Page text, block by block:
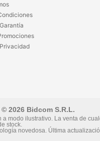
2026 Bidcom S.R.L.
a modo ilustrativo. La venta de
stock.
novedosa. Última